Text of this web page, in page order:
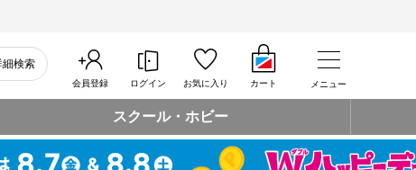
細検索
会員登録 ログイン お気に入り カート メニュー
スクール・ホビー